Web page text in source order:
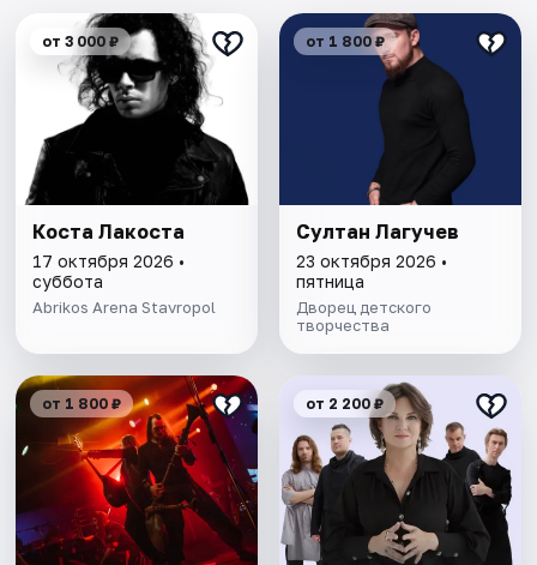
от 3 000 ₽
Коста Лакоста
17 октября 2026 •
суббота
Abrikos Arena Stavropol
от 1 800 ₽
Султан Лагучев
23 октября 2026 •
пятница
Дворец детского
творчества
от 1 800 ₽ от 2 200 ₽